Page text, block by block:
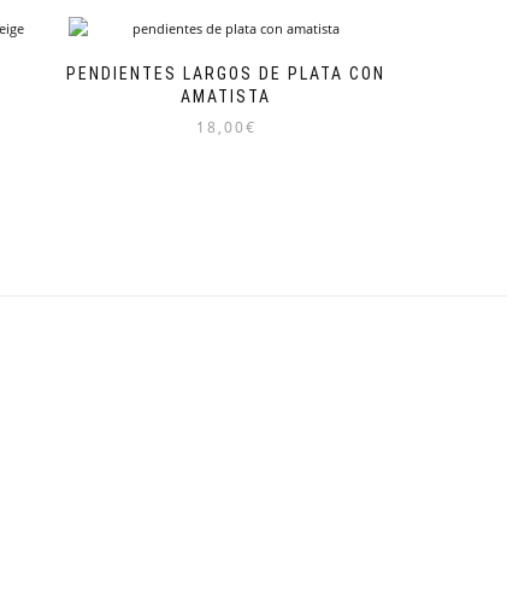
PENDIENTES LARGOS DE PLATA CON
AMATISTA
18,00€